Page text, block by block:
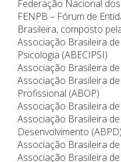
Federação Nacional
FENPB – Fórum de
Brasileira, composto
Associação Brasileira
Psicologia (ABECIPSI)
Associação Brasileira
Associação Brasileira
Profissional (ABOP)
Associação Brasileira
Associação Brasileira
Desenvolvimento (ABPD)
Associação Brasileira de
Associação Brasileira